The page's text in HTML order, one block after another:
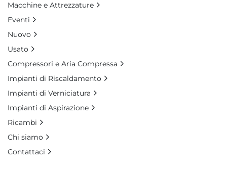
Macchine e Attrezzature
Eventi
Nuovo
Usato
Compressori e Aria Compressa
Impianti di Riscaldamento
Impianti di Verniciatura
Impianti di Aspirazione
Ricambi
Chi siamo
Contattaci